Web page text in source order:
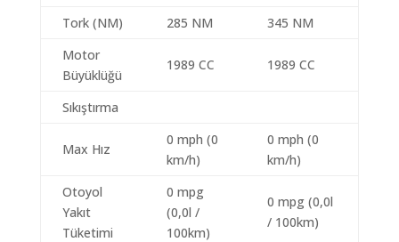
Tork (NM) 285 NM
345 NM
Motor
Büyüklüğü
1989 CC 1989 CC
Sıkıştırma
Max Hız
0 mph (0
km/h)
0 mph (0
km/h)
Otoyol
Yakıt
Tüketimi
0 mpg
(0,0l /
100km)
0 mpg (0,0l
/ 100km)